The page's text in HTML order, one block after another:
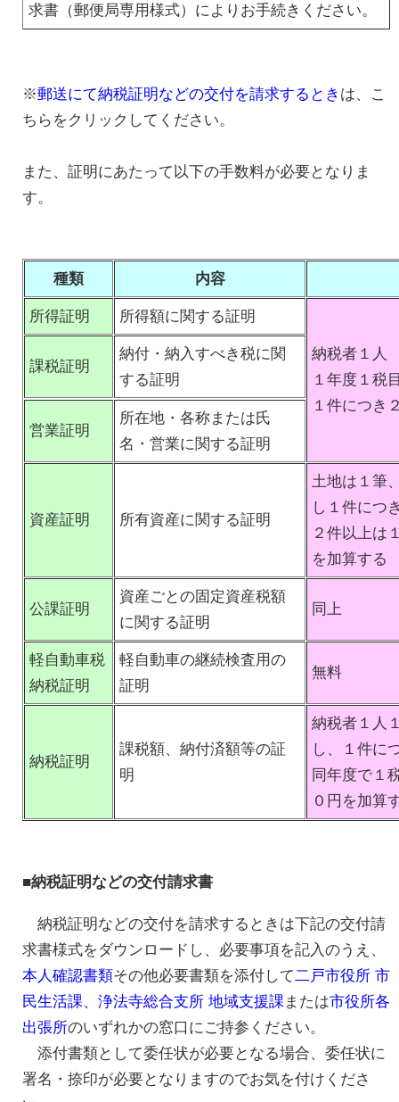
求書（郵便局専用様式）によりお手続きください。
※郵送にて納税証明などの交付を請求するとき は、こ
ちらをクリックしてください。
また、証明にあたって以下の手数料が必要となりま
す。
種類 内容
所得証明 所得額に関する証明
納税者１人
１年度１税
１件につき
課税証明
納付・納入すべき税に関
する証明
営業証明
所在地・各称または氏
名・営業に関する証明
資産証明 所有資産に関する証明
土地は１筆
し１件につ
２件以上は
を加算する
公課証明
資産ごとの固定資産税額
に関する証明
同上
軽自動車税
納税証明
軽自動車の継続検査用の
証明
無料
納税証明
課税額、納付済額等の証
明
納税者１人
し、１件に
同年度で１
０円を加算
■納税証明などの交付請求書
納税証明などの交付を請求するときは下記の交付請
求書様式をダウンロードし、必要事項を記入のうえ、
本人確認書類その他必要書類を添付して二戸市役所 市
民生活課、浄法寺総合支所 地域支援課 または市役所各
出張所のいずれかの窓口にご持参ください。
添付書類として委任状が必要となる場合、委任状に
署名・捺印が必要となりますのでお気を付けくださ